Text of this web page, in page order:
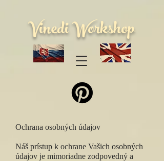
Vinedi Workshop
Ochrana osobných údajov
Náš prístup k ochrane Vašich osobných
údajov je mimoriadne zodpovedný a